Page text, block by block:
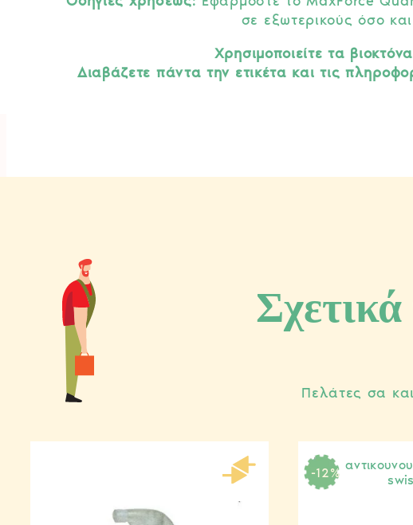
σε εξωτερικούς όσο
Χρησιμοποιείτε τα
Διαβάζετε πάντα την ετικέτα και τις
Πελάτες σα
-12%